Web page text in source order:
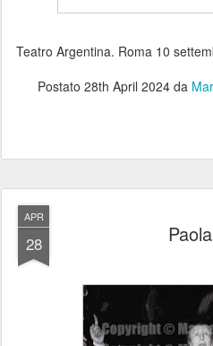
Teatro Argentina. Roma 10
Postato 28th April 2024da
APR
28